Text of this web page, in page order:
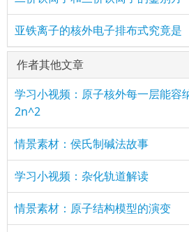
亚铁离子的核外电子排布式究竟是
作者其他文章
学习小视频：原子核外每一层能容
2n^2
情景素材：侯氏制碱法故事
学习小视频：杂化轨道解读
情景素材：原子结构模型的演变